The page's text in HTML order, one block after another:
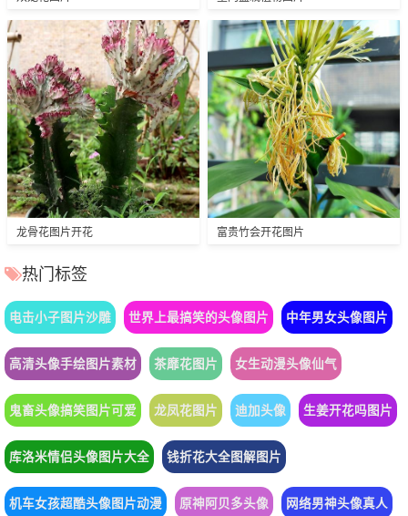
龙骨花图片开花 富贵竹会开花图片
热门标签
电击小子图片沙雕 世界上最搞笑的头像图片 中年男女头像图片
高清头像手绘图片素材 茶靡花图片 女生动漫头像仙气
鬼畜头像搞笑图片可爱 龙凤花图片 迪加头像 生姜开花吗图片
库洛米情侣头像图片大全 钱折花大全图解图片
机车女孩超酷头像图片动漫 原神阿贝多头像 网络男神头像真人